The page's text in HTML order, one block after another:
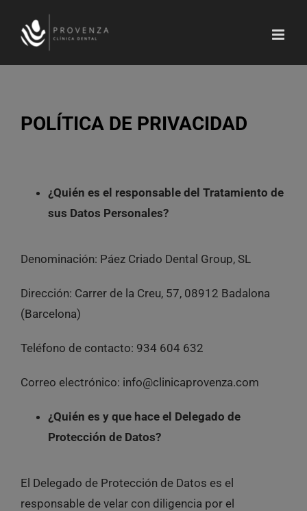
contenido
POLÍTICA DE PRIVACIDAD
¿Quién es el responsable del Tratamiento de
sus Datos Personales?
Denominación: Páez Criado Dental Group, SL
Dirección: Carrer de la Creu, 57, 08912 Badalona
(Barcelona)
Teléfono de contacto: 934 604 632
Correo electrónico: info@clinicaprovenza.com
¿Quién es y que hace el Delegado de
Protección de Datos?
El Delegado de Protección de Datos es el
responsable de velar con diligencia por el